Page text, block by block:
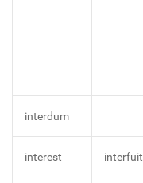
interdum
interest interfuit